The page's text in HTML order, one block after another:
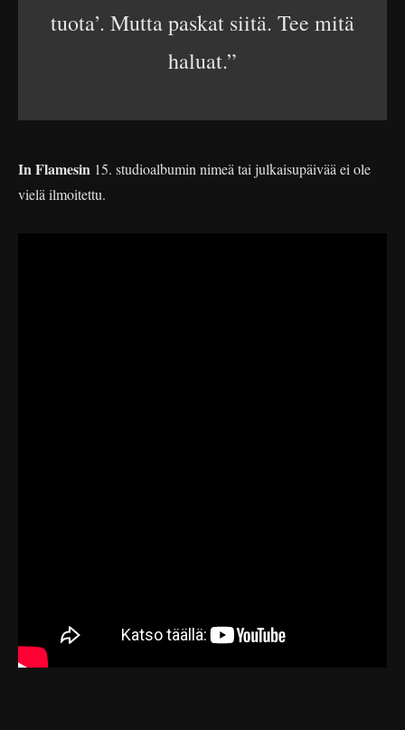
tuota’. Mutta paskat siitä. Tee mitä
haluat.”
In Flamesin 15. studioalbumin nimeä tai julkaisupäivää ei ole
vielä ilmoitettu.